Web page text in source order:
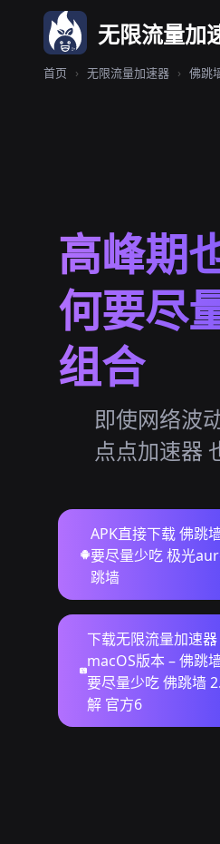
无限流量加
首页 › 无限流量加速器 › 佛跳
高峰期
何要尽
组合
即使网络波
点点加速器
APK直接下载 佛跳
要尽量少吃 极光
跳墙
下载无限流量加速器
macOS版本 – 佛跳
要尽量少吃 佛跳墙
解 官方6